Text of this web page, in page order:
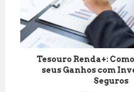
Tesouro Renda+:
seus Ganhos com
Seguros